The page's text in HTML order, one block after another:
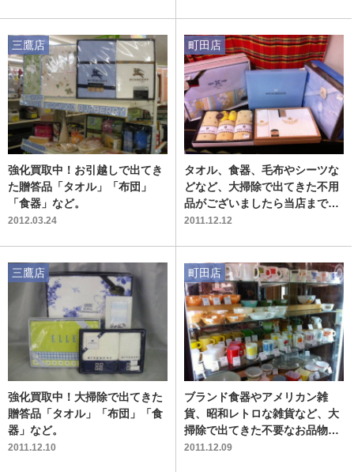
強化買取中！お引越しで出てき
た贈答品「タオル」「布団」
「食器」など。
2012.03.24
三鷹店
タオル、食器、毛布やシーツな
どなど、大掃除で出てきた不用
品がございましたら当店までお
持込ください！！町田・相模原
2011.12.12
町田店
強化買取中！大掃除で出てきた
贈答品「タオル」「布団」「食
器」など。
2011.12.10
三鷹店
ブランド食器やアメリカン雑
貨、昭和レトロな雑貨など、大
掃除で出てきた不要なお品物を
買取いたします！町田・相模原
2011.12.09
町田店